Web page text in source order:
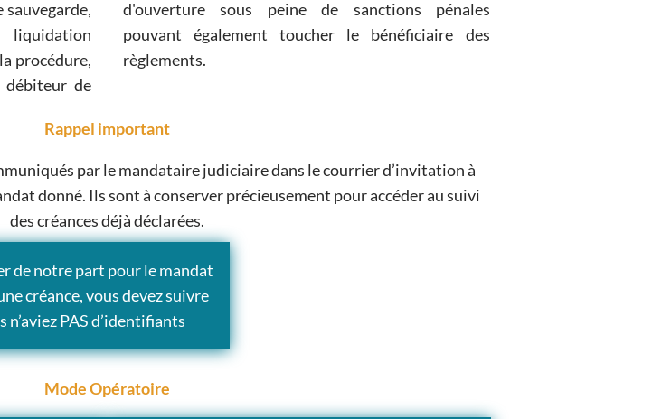
de
règlements.
Rappel important
par le mandataire judiciaire dans le courrier d’invitation à
donné. Ils sont à conserver précieusement pour accéder au suivi
des créances déjà déclarées.
de notre part pour le mandat
créance, vous devez suivre
PAS d’identifiants
Mode Opératoire